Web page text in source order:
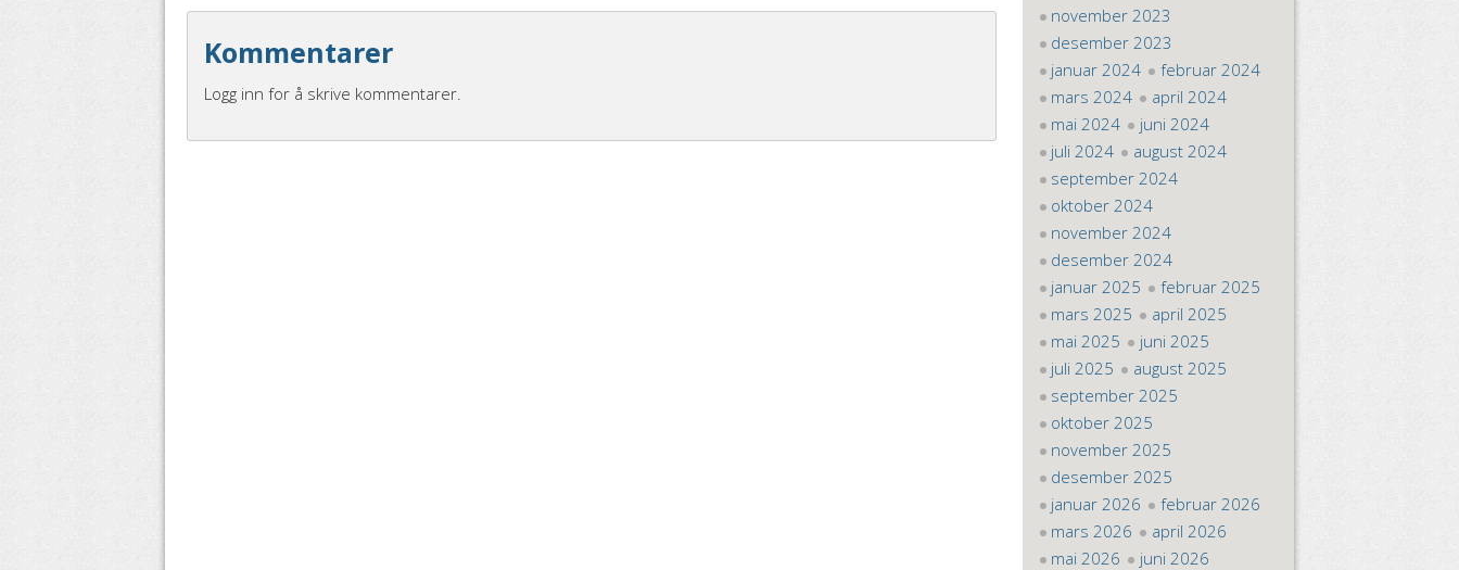
Kommentarer
Logg inn for å skrive kommentarer.
november 2023
desember 2023
januar 2024
februar 2024
mars 2024
april 2024
mai 2024
juni 2024
juli 2024
august 2024
september 2024
oktober 2024
november 2024
desember 2024
januar 2025
februar 2025
mars 2025
april 2025
mai 2025
juni 2025
juli 2025
august 2025
september 2025
oktober 2025
november 2025
desember 2025
januar 2026
februar 2026
mars 2026
april 2026
mai 2026
juni 2026